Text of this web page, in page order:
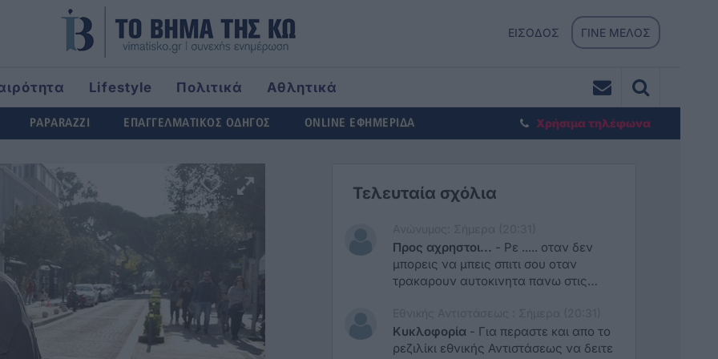
ΕΙΣΟΔΟΣ ΓΙΝΕ ΜΕΛΟΣ
Lifestyle Πολιτικά
Αθλητικά
PAPARAZZI ΕΠΑΓΓΕΛΜΑΤΙΚΟΣ ΟΔΗΓΟΣ ONLINE ΕΦΗΜΕΡΙΔΑ Χρήσιμα τηλέφωνα
Τελευταία σχόλια
Προς αχρηστοι... - Ρε ..... οταν δεν
μπορεις να μπεις σπιτι σου οταν
τρακαρουν αυτοκινητα πανω στις
καθημερινα κατσε εσυ και κανε τον
....... και ασε τον συμπολιτη σου που
Κυκλοφορία - Για περαστε και απο το
ρεζιλίκι εθνικής Αντιστάσεως να δειτε